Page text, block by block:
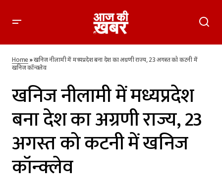
में खनिज कॉन्क्लेव
Home»खनिज नीलामी में मध्यप्रदेश बना देश का अग्रणी राज्य, 23 अगस्त को कटनी में
खनिज कॉन्क्लेव
खनिज नीलामी में मध्यप्रदेश
बना देश का अग्रणी राज्य, 23
अगस्त को कटनी में खनिज
कॉन्क्लेव